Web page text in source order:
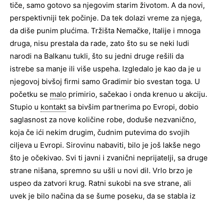
tiče, samo gotovo sa njegovim starim životom. A da novi,
perspektivniji tek počinje. Da tek dolazi vreme za njega,
da diše punim plućima. Tržišta Nemačke, Italije i mnoga
druga, nisu prestala da rade, zato što su se neki ludi
narodi na Balkanu tukli, što su jedni druge rešili da
istrebe sa manje ili više uspeha. Izgledalo je kao da je u
njegovoj bivšoj firmi samo Gradimir bio svestan toga. U
početku se malo primirio, sačekao i onda krenuo u akciju.
Stupio u kontakt sa bivšim partnerima po Evropi, dobio
saglasnost za nove količine robe, doduše nezvanično,
koja če ići nekim drugim, čudnim putevima do svojih
ciljeva u Evropi. Sirovinu nabaviti, bilo je još lakše nego
što je očekivao. Svi ti javni i zvanični neprijatelji, sa druge
strane nišana, spremno su ušli u novi dil. Vrlo brzo je
uspeo da zatvori krug. Ratni sukobi na sve strane, ali
uvek je bilo načina da se šume poseku, da se stabla iz